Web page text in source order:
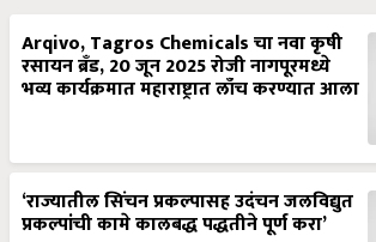
Arqivo, Tagros Chemicals चा नवा कृषी
रसायन ब्रँड, 20 जून 2025 रोजी नागपूरमध्ये
भव्य कार्यक्रमात महाराष्ट्रात लाँच करण्यात आला
‘राज्यातील सिंचन प्रकल्पासह उदंचन जलविद्युत
प्रकल्पांची कामे कालबद्ध पद्धतीने पूर्ण करा’